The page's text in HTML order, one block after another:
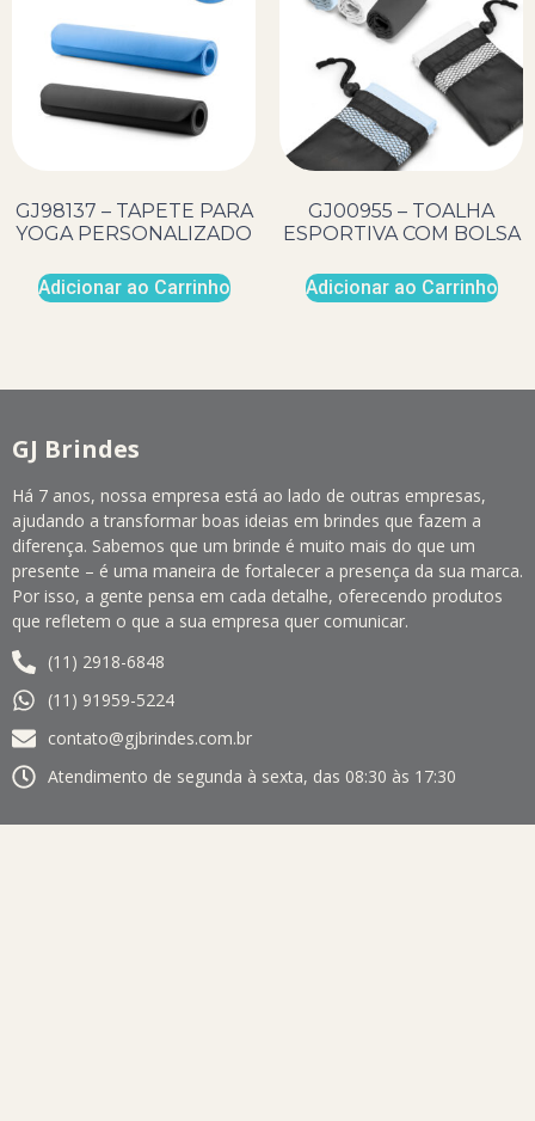
GJ98137 – TAPETE PARA
YOGA PERSONALIZADO
Adicionar ao Carrinho
GJ00955 – TOALHA
ESPORTIVA COM BOLSA
Adicionar ao Carrinho
GJ Brindes
Há 7 anos, nossa empresa está ao lado de outras empresas,
ajudando a transformar boas ideias em brindes que fazem a
diferença. Sabemos que um brinde é muito mais do que um
presente – é uma maneira de fortalecer a presença da sua marca.
Por isso, a gente pensa em cada detalhe, oferecendo produtos
que refletem o que a sua empresa quer comunicar.
(11) 2918-6848
(11) 91959-5224
contato@gjbrindes.com.br
Atendimento de segunda à sexta, das 08:30 às 17:30